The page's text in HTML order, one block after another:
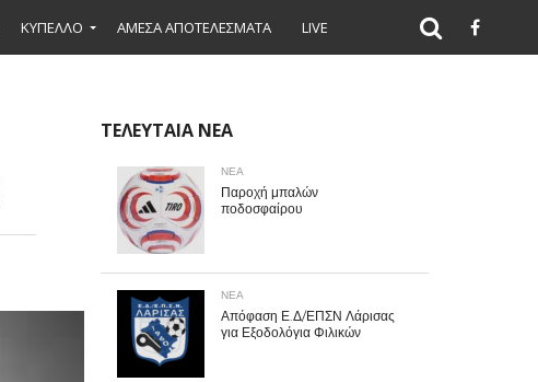
ΚΥΠΕΛΛΟ ΑΜΕΣΑ ΑΠΟΤΕΛΕΣΜΑΤΑ LIVE
ΤΕΛΕΥΤΑΙΑ ΝΕΑ
ΝΕΑ
Παροχή μπαλών
ποδοσφαίρου
ΝΕΑ
Απόφαση Ε.Δ/ΕΠΣΝ Λάρισας
για Εξοδολόγια Φιλικών